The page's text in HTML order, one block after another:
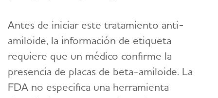
Antes de iniciar este tratamiento anti-
amiloide, la información de etiqueta
requiere que un médico confirme la
presencia de placas de beta-amiloide. La
FDA no especifica una herramienta